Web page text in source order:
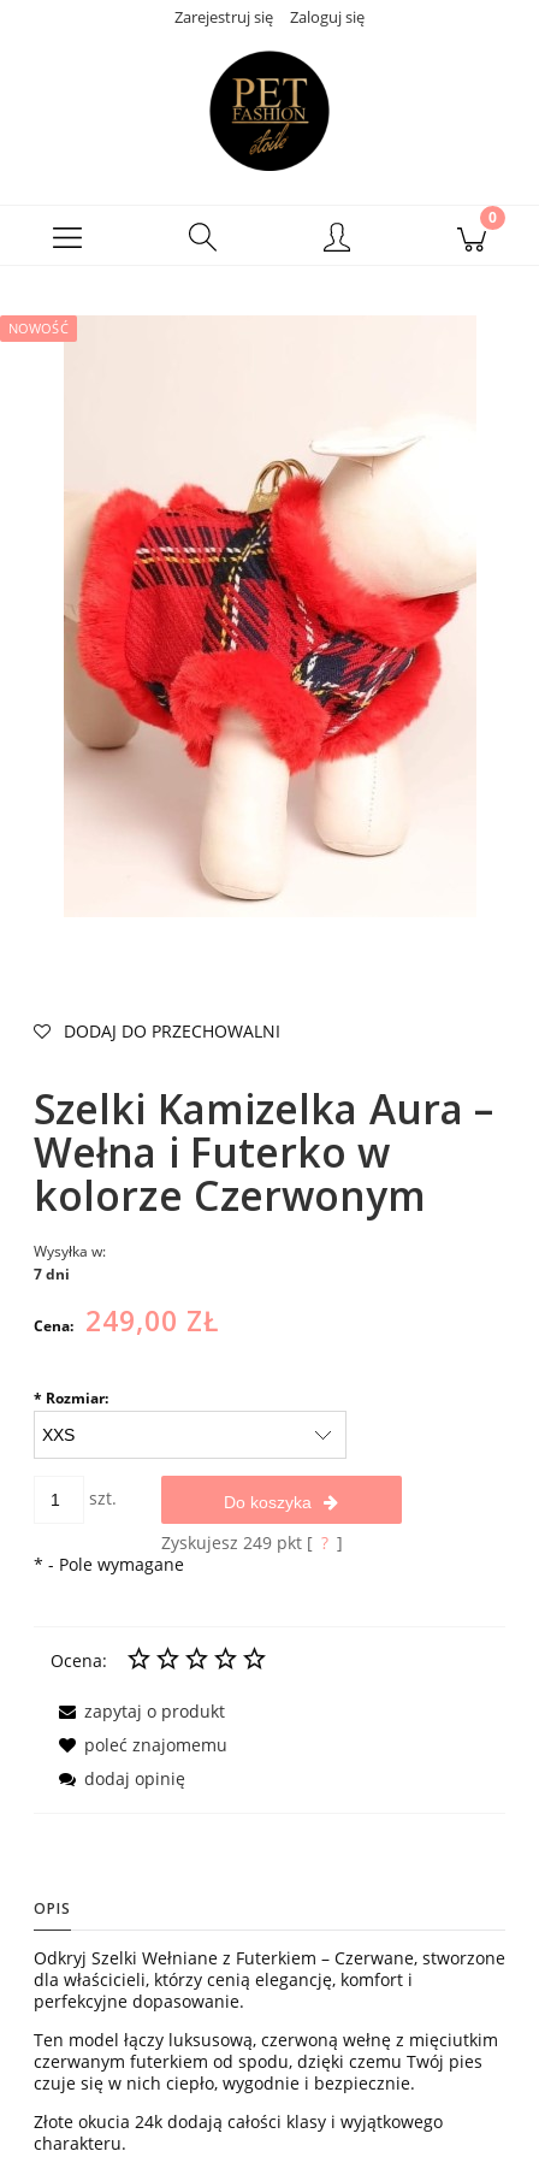
Zarejestruj się Zaloguj się
NOWOŚĆ
DODAJ DO PRZECHOWALNI
Szelki Kamizelka Aura –
Wełna i Futerko w
kolorze Czerwonym
Wysyłka w:
7 dni
Cena: 249,00 ZŁ
* Rozmiar:
szt. Do koszyka
Zyskujesz 249pkt [ ? ]
* - Pole wymagane
Ocena:
zapytaj o produkt
poleć znajomemu
dodaj opinię
OPIS
Odkryj Szelki Wełniane z Futerkiem – Czerwane, stworzone
dla właścicieli, którzy cenią elegancję, komfort i
perfekcyjne dopasowanie.
Ten model łączy luksusową, czerwoną wełnę z mięciutkim
czerwanym futerkiem od spodu, dzięki czemu Twój pies
czuje się w nich ciepło, wygodnie i bezpiecznie.
Złote okucia 24k dodają całości klasy i wyjątkowego
charakteru.